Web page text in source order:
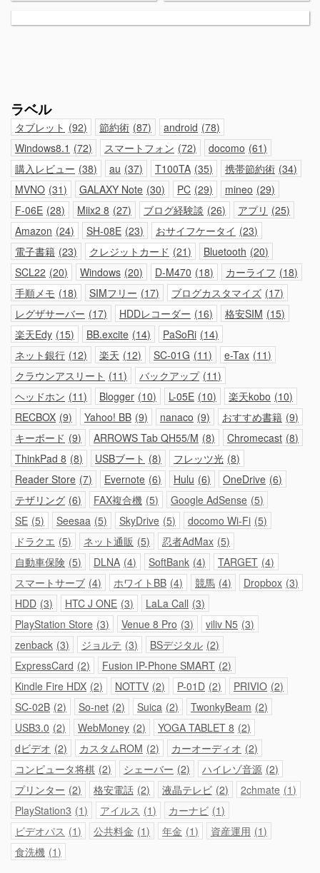
ラベル
タブレット 92 節約術 87 android 78
Windows8.1
72 スマートフォン 72 docomo 61
購入レビュー 38 au 37 T100TA 35 携帯節約術 34
MVNO 31 GALAXY Note 30 PC 29 mineo 29
F-06E 28 Miix2 8 27 ブログ経験談 26 アプリ
25
Amazon 24 SH-08E 23 おサイフケータイ 23
電子書籍 23 クレジットカード 21 Bluetooth 20
SCL22 20 Windows 20 D-M470 18 カーライフ
18
手順メモ 18 SIMフリー 17 ブログカスタマイズ 17
レグザサーバー 17 HDDレコーダー 16 格安SIM 15
楽天Edy 15 BB.excite 14 PaSoRi 14
ネット銀行 12 楽天 12 SC-01G 11 e-Tax 11
クラウンアスリート
11 バックアップ 11
ヘッドホン 11 Blogger 10 L-05E 10 楽天kobo 10
RECBOX 9 Yahoo! BB 9 nanaco 9 おすすめ書籍 9
キーボード 9 ARROWS Tab QH55/M 8 Chromecast 8
ThinkPad 8 8 USBブート 8 フレッツ光 8
Reader Store 7 Evernote 6 Hulu 6 OneDrive 6
テザリング 6 FAX複合機 5 Google AdSense 5
SE 5 Seesaa 5 SkyDrive 5 docomo Wi-Fi 5
ドラクエ 5 ネット通販 5 忍者AdMax 5
自動車保険 5 DLNA 4 SoftBank 4 TARGET 4
スマートサーブ 4 ホワイトBB 4 競馬 4 Dropbox 3
HDD 3 HTC J ONE 3 LaLa Call 3
PlayStation Store 3 Venue 8 Pro 3 viliv N5 3
zenback 3 ジョルテ 3 BSデジタル 2
ExpressCard 2 Fusion IP-Phone SMART 2
Kindle Fire HDX 2 NOTTV 2 P-01D 2 PRIVIO 2
SC-02B 2 So-net 2 Suica 2 TwonkyBeam 2
USB3.0 2 WebMoney 2 YOGA TABLET 8 2
dビデオ 2 カスタムROM 2 カーオーディオ 2
コンピュータ将棋 2 シェーバー 2 ハイレゾ音源 2
プリンター 2 格安電話 2 液晶テレビ 2 2chmate 1
PlayStation3 1 アイルス 1 カーナビ 1
ビデオパス
1 公共料金 1 年金 1 資産運用 1
食洗機 1